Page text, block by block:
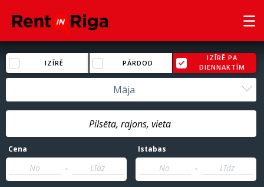
IZĪRĒ PĀRDOD
IZĪRĒ PA
DIENNAKTĪM
Māja
Cena
-
Istabas
-